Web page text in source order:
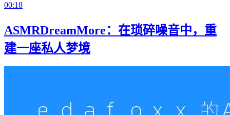
00:18
ASMRDreamMore：在琐碎噪音中，重
建一座私人梦境